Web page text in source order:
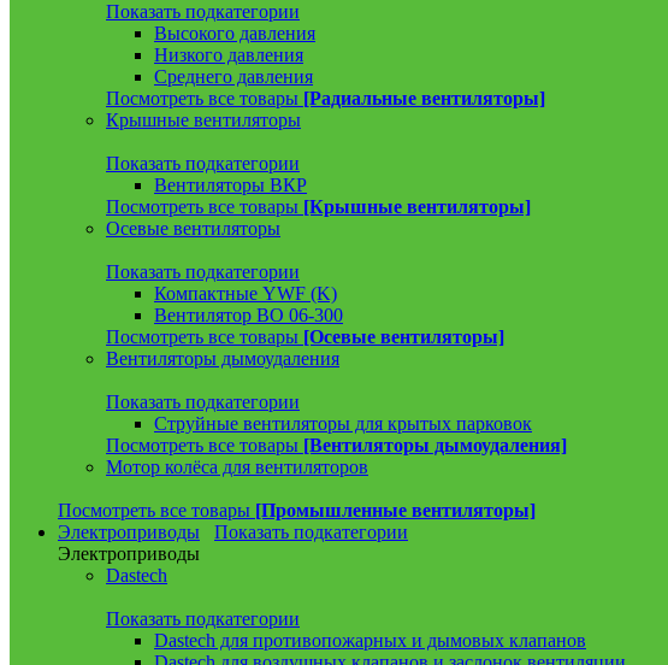
Показать подкатегории
Высокого давления
Низкого давления
Среднего давления
Посмотреть все товары [Радиальные вентиляторы]
Крышные вентиляторы
Показать подкатегории
Вентиляторы ВКР
Посмотреть все товары [Крышные вентиляторы]
Осевые вентиляторы
Показать подкатегории
Компактные YWF (K)
Вентилятор ВО 06-300
Посмотреть все товары [Осевые вентиляторы]
Вентиляторы дымоудаления
Показать подкатегории
Струйные вентиляторы для крытых парковок
Посмотреть все товары [Вентиляторы дымоудаления]
Мотор колёса для вентиляторов
Посмотреть все товары [Промышленные вентиляторы]
Электроприводы
Показать подкатегории
Электроприводы
Dastech
Показать подкатегории
Dastech для противопожарных и дымовых клапанов